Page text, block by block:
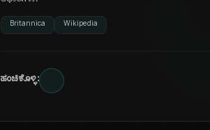
Britannica Wikipedia
ಹಂಚಿಕೊಳ್ಳಿ: